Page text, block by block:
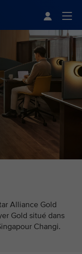
Alliance Gold
Gold situé dans
Changi.